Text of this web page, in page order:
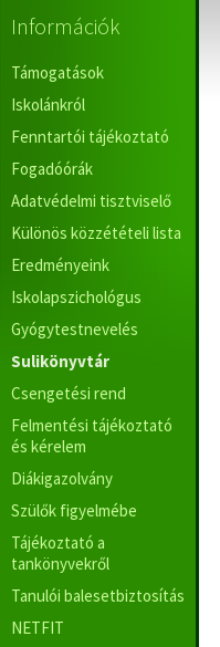
Információk
Támogatások
Iskolánkról
Fenntartói tájékoztató
Fogadóórák
Adatvédelmi tisztviselő
Különös közzétételi lista
Eredményeink
Iskolapszichológus
Gyógytestnevelés
Sulikönyvtár
Csengetési rend
Felmentési tájékoztató
és kérelem
Diákigazolvány
Szülők figyelmébe
Tájékoztató a
tankönyvekről
Tanulói balesetbiztosítás
NETFIT